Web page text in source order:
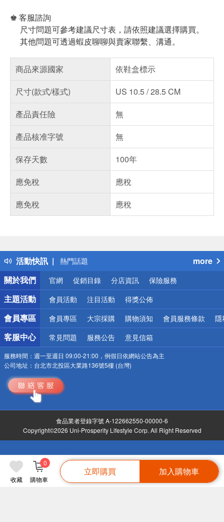
收藏 購物車
0
立即購買 加入購物車
♚ 客服諮詢
尺寸問題可參考建議尺寸表，請依照建議選擇購買。
其他問題可透過蝦皮聊聊與賣家聯繫、溝通。
商品來源國家
依鞋盒標示
尺寸(款式/樣式)
US 10.5 / 28.5 CM
產品責任險
無
產品核准字號
無
保存天數
100年
應免稅
應稅
應免稅
應稅
活動快訊
得獎公告
熱門話題
銀行優惠
偏遠地區配送
詐騙網頁！請小心！
more
關於我們
官網 促銷目錄 分店資訊 保險服務
主題活動 會員活動 注目活動 得獎公佈
會員專區 會員專區 大宗採購 購物須知 會員服務條款 隱
客服中心 常見問題 服務公告 意見信箱
服務時間： 週一至週日 09:00-21:00，例假日依網站公告為主
公司地址： 台北市北投區大業路136號5樓 (台灣)
食品業者登錄字號 A-122662550-00000-6
Copyright©2026 Uni-Prosperity Lifestyle Corp. All Right Reserved